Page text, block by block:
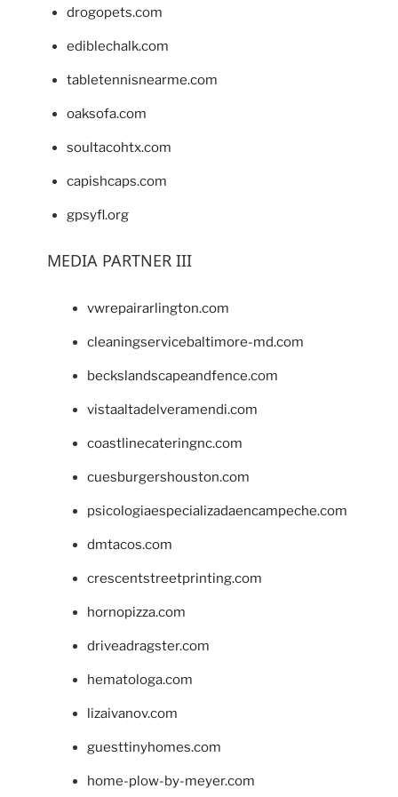
drogopets.com
ediblechalk.com
tabletennisnearme.com
oaksofa.com
soultacohtx.com
capishcaps.com
gpsyfl.org
MEDIA PARTNER III
vwrepairarlington.com
cleaningservicebaltimore-md.com
beckslandscapeandfence.com
vistaaltadelveramendi.com
coastlinecateringnc.com
cuesburgershouston.com
psicologiaespecializadaencampeche.com
dmtacos.com
crescentstreetprinting.com
hornopizza.com
driveadragster.com
hematologa.com
lizaivanov.com
guesttinyhomes.com
home-plow-by-meyer.com